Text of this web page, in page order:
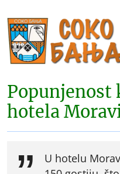
Popunjenost
hotela
U hotelu